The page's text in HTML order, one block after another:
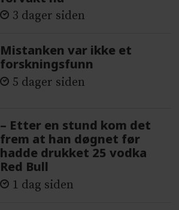
3 dager siden
Mistanken var ikke et
forskningsfunn
5 dager siden
– Etter en stund kom det
frem at han døgnet før
hadde drukket 25 vodka
Red Bull
1 dag siden